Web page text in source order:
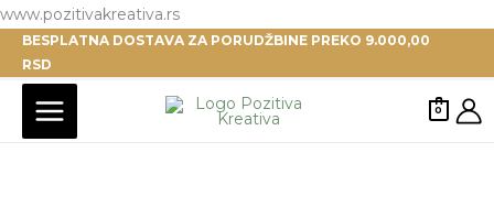
www.pozitivakreativa.rsPređi
na
BESPLATNA DOSTAVA ZA PORUDŽBINE PREKO 9.000,00
RSD
0